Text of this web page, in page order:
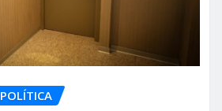
POLÍTICA